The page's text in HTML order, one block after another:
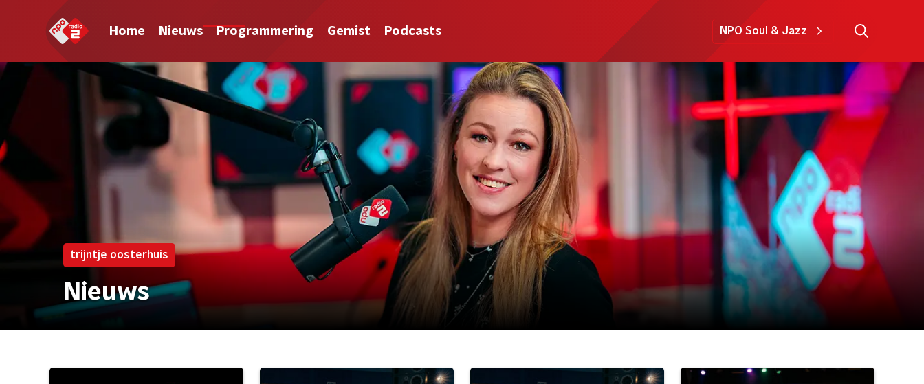
Home Nieuws Programmering Gemist Podcasts NPO Soul & Jazz
trijntje oosterhuis
Nieuws